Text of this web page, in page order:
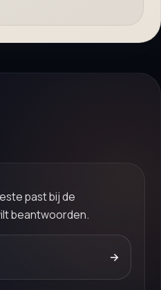
past bij de
beantwoorden.
→